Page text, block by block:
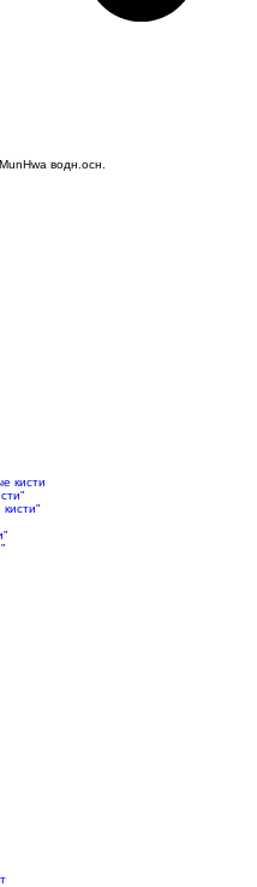
водн.осн.
кисти